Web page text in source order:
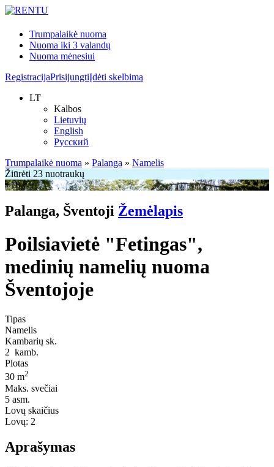
Trumpalaikė nuoma
Nuoma iki 3 valandų
Nuoma mėnesiui
RegistracijaPrisijungtiĮdėti skelbimą
LT
Kalbos
Lietuvių
English
Русский
Trumpalaikė nuoma » Palanga » Namelis
Žiūrėti 23 nuotraukų
+18
Palanga, Šventoji Žemėlapis
Poilsiavietė "Fetingas",
medinių namelių nuoma
Šventojoje
Tipas
Namelis
Kambarių sk.
2 kamb.
Plotas
30 m2
Maks. svečiai
5 asm.
Lovų skaičius
Lovų: 2
Aprašymas